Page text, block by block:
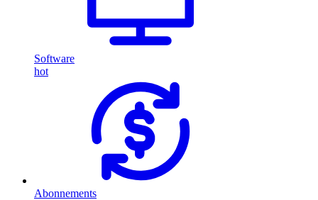
Software
hot
Abonnements